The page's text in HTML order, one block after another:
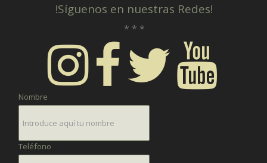
!Síguenos en nuestras Redes!
* * *
Nombre
Teléfono